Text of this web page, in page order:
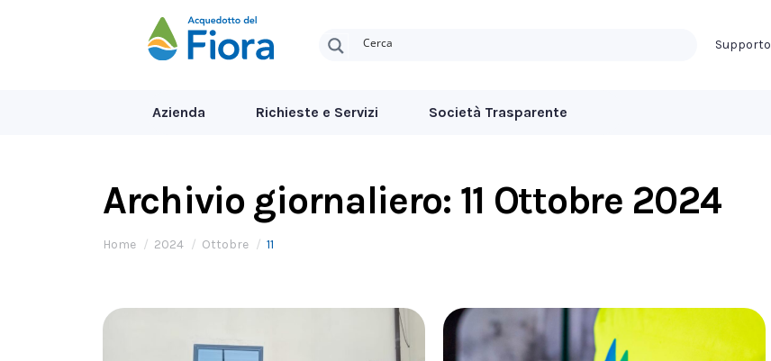
Supporto
Azienda Richieste e Servizi Società Trasparente
Archivio giornaliero: 11 Ottobre 2024
Tu sei qui:
Home 2024 Ottobre 11